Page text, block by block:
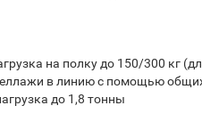
на полку до 150/300 кг
в линию с помощью
до 1,8 тонны